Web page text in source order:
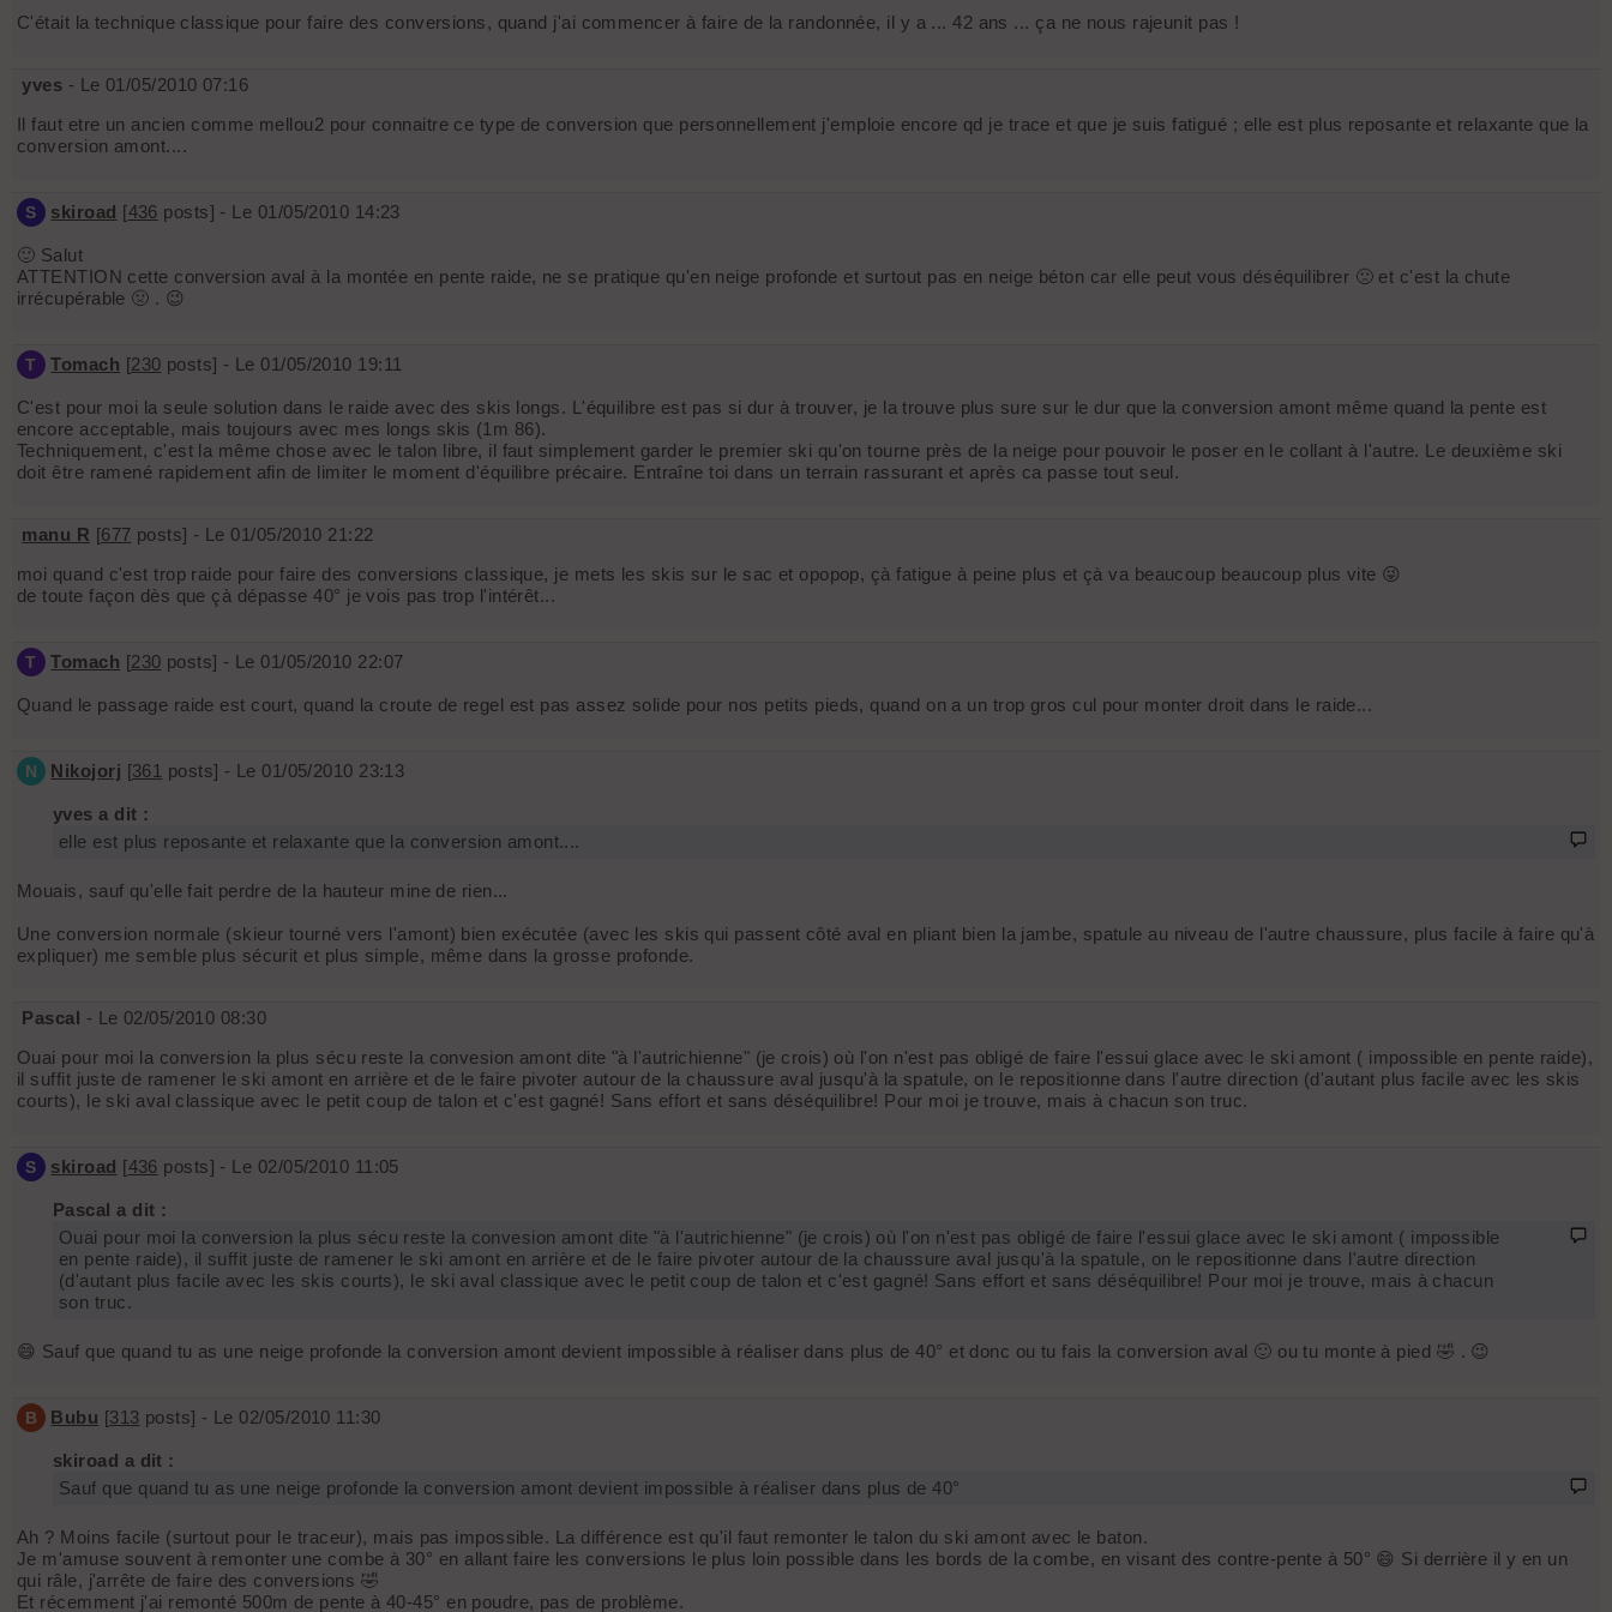
C'était la technique classique pour faire des conversions, quand j'ai commencer à faire de la randonnée, il y a ... 42 ans ... ça ne nous rajeunit pas !
yves - Le 01/05/2010 07:16
Il faut etre un ancien comme mellou2 pour connaitre ce type de conversion que personnellement j'emploie encore qd je trace et que je suis fatigué ; elle est plus reposante et relaxante que la
conversion amont....
S skiroad [436 posts] - Le 01/05/2010 14:23
🙂 Salut
ATTENTION cette conversion aval à la montée en pente raide, ne se pratique qu'en neige profonde et surtout pas en neige béton car elle peut vous déséquilibrer 🙁 et c'est la chute
irrécupérable 🤢 . 😉
T Tomach [230 posts] - Le 01/05/2010 19:11
C'est pour moi la seule solution dans le raide avec des skis longs. L'équilibre est pas si dur à trouver, je la trouve plus sure sur le dur que la conversion amont même quand la pente est
encore acceptable, mais toujours avec mes longs skis (1m 86).
Techniquement, c'est la même chose avec le talon libre, il faut simplement garder le premier ski qu'on tourne près de la neige pour pouvoir le poser en le collant à l'autre. Le deuxième ski
doit être ramené rapidement afin de limiter le moment d'équilibre précaire. Entraîne toi dans un terrain rassurant et après ca passe tout seul.
manu R [677 posts] - Le 01/05/2010 21:22
moi quand c'est trop raide pour faire des conversions classique, je mets les skis sur le sac et opopop, çà fatigue à peine plus et çà va beaucoup beaucoup plus vite 😜
de toute façon dès que çà dépasse 40° je vois pas trop l'intérêt...
T Tomach [230 posts] - Le 01/05/2010 22:07
Quand le passage raide est court, quand la croute de regel est pas assez solide pour nos petits pieds, quand on a un trop gros cul pour monter droit dans le raide...
N Nikojorj [361 posts] - Le 01/05/2010 23:13
yves a dit :
elle est plus reposante et relaxante que la conversion amont....
Mouais, sauf qu'elle fait perdre de la hauteur mine de rien...
Une conversion normale (skieur tourné vers l'amont) bien exécutée (avec les skis qui passent côté aval en pliant bien la jambe, spatule au niveau de l'autre chaussure, plus facile à faire qu'à
expliquer) me semble plus sécurit et plus simple, même dans la grosse profonde.
Pascal - Le 02/05/2010 08:30
Ouai pour moi la conversion la plus sécu reste la convesion amont dite "à l'autrichienne" (je crois) où l'on n'est pas obligé de faire l'essui glace avec le ski amont ( impossible en pente raide),
il suffit juste de ramener le ski amont en arrière et de le faire pivoter autour de la chaussure aval jusqu'à la spatule, on le repositionne dans l'autre direction (d'autant plus facile avec les skis
courts), le ski aval classique avec le petit coup de talon et c'est gagné! Sans effort et sans déséquilibre! Pour moi je trouve, mais à chacun son truc.
S skiroad [436 posts] - Le 02/05/2010 11:05
Pascal a dit :
Ouai pour moi la conversion la plus sécu reste la convesion amont dite "à l'autrichienne" (je crois) où l'on n'est pas obligé de faire l'essui glace avec le ski amont ( impossible
en pente raide), il suffit juste de ramener le ski amont en arrière et de le faire pivoter autour de la chaussure aval jusqu'à la spatule, on le repositionne dans l'autre direction
(d'autant plus facile avec les skis courts), le ski aval classique avec le petit coup de talon et c'est gagné! Sans effort et sans déséquilibre! Pour moi je trouve, mais à chacun
son truc.
😄 Sauf que quand tu as une neige profonde la conversion amont devient impossible à réaliser dans plus de 40° et donc ou tu fais la conversion aval 🙂 ou tu monte à pied 🤣 . 😉
B Bubu [313 posts] - Le 02/05/2010 11:30
skiroad a dit :
Sauf que quand tu as une neige profonde la conversion amont devient impossible à réaliser dans plus de 40°
Ah ? Moins facile (surtout pour le traceur), mais pas impossible. La différence est qu'il faut remonter le talon du ski amont avec le baton.
Je m'amuse souvent à remonter une combe à 30° en allant faire les conversions le plus loin possible dans les bords de la combe, en visant des contre-pente à 50° 😄 Si derrière il y en un
qui râle, j'arrête de faire des conversions 🤣
Et récemment j'ai remonté 500m de pente à 40-45° en poudre, pas de problème.